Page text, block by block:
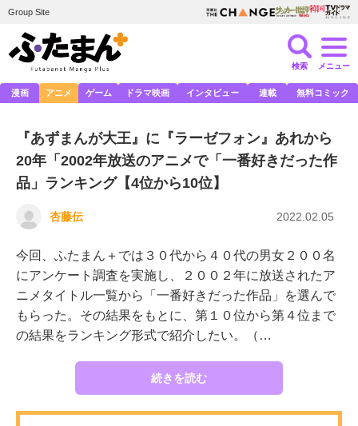
Group Site
検索 メニュー
漫画 アニメ ゲーム ドラマ映画 インタビュー 連載 無料コミック
『あずまんが大王』に『ラーゼフォン』あれから
20年「2002年放送のアニメで「一番好きだった作
品」ランキング【4位から10位】
杏藤伝 2022.02.05
今回、ふたまん＋では３０代から４０代の男女２００名
にアンケート調査を実施し、２００２年に放送されたア
ニメタイトル一覧から「一番好きだった作品」を選んで
もらった。その結果をもとに、第１０位から第４位まで
の結果をランキング形式で紹介したい。（…
続きを読む